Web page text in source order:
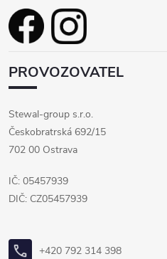
PROVOZOVATEL
Stewal-group s.r.o.
Českobratrská 692/15
702 00 Ostrava
IČ: 05457939
DIČ: CZ05457939
+420 792 314 398